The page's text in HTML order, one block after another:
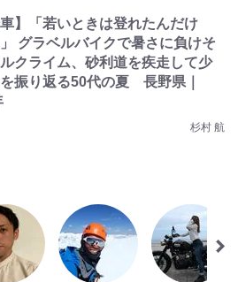
車】「若いときは登れたんだけ
グラベルバイクで暑さに負けそ
クライム、砂利道を疾走して少
振り返る50代の夏 長野県｜
杉村 航